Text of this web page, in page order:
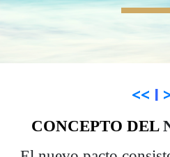
<< I
CONCEPTO DEL